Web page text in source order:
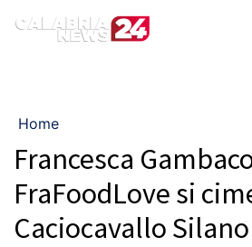
Home
Francesca
FraFoodLove si
Caciocavallo